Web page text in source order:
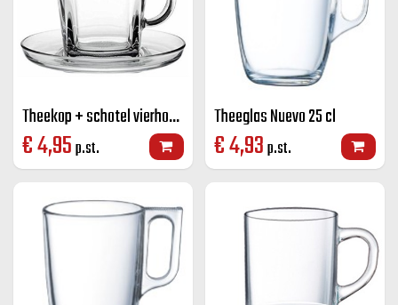
Theekop + schotel vierhoek Carre 21,5 cl.
€4,95p.st.
Theeglas Nuevo 25 cl
€4,93p.st.